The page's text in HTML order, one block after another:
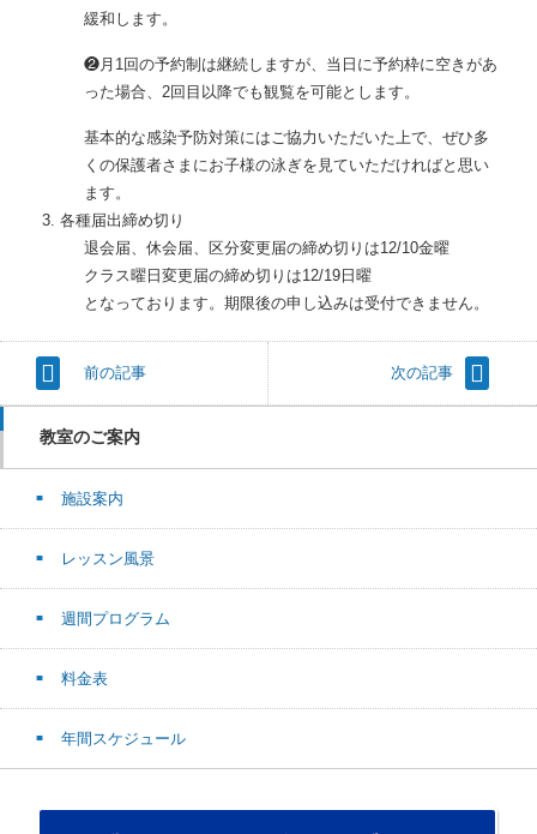
緩和します。
❷月1回の予約制は継続しますが、当日に予約枠に空きがあ
った場合、2回目以降でも観覧を可能とします。
基本的な感染予防対策にはご協力いただいた上で、ぜひ多
くの保護者さまにお子様の泳ぎを見ていただければと思い
ます。
各種届出締め切り
退会届、休会届、区分変更届の締め切りは12/10金曜
クラス曜日変更届の締め切りは12/19日曜
となっております。期限後の申し込みは受付できません。
前の記事 次の記事
教室のご案内
施設案内
レッスン風景
週間プログラム
料金表
年間スケジュール